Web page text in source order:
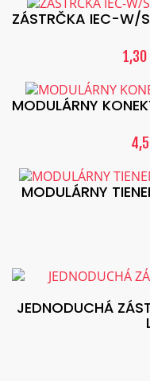
ZÁSTRČKA IEC-W/
MODULÁRNY
MODULÁRNY
JEDNODUCHÁ